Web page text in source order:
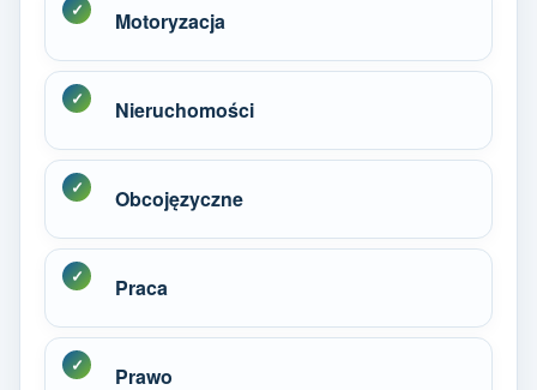
Motoryzacja
Nieruchomości
Obcojęzyczne
Praca
Prawo